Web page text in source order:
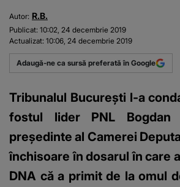
Autor: R.B.
Publicat: 10:02, 24 decembrie 2019
Actualizat: 10:06, 24 decembrie 2019
Adaugă-ne ca sursă preferată în Google
Tribunalul Bucureşti l-a
fostul lider PNL Bogdan
preşedinte al Camerei
închisoare în dosarul în care
DNA că a primit de la omul